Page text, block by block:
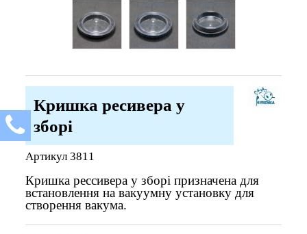
Кришка ресивера у
зборі
Артикул 3811
Кришка рессивера у зборі призначена для
встановлення на вакуумну установку для
створення вакума.